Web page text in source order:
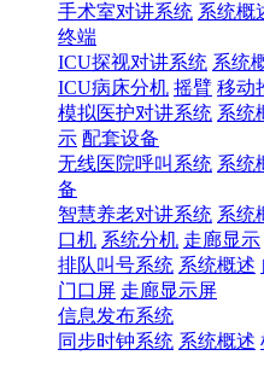
手术室对讲系统 系统概
终端
ICU探视对讲系统 系统
ICU病床分机 摇臂 移动
模拟医护对讲系统 系统
示 配套设备
无线医院呼叫系统 系统
备
智慧养老对讲系统 系统
口机 系统分机 走廊显示
排队叫号系统 系统概述
门口屏 走廊显示屏
信息发布系统
同步时钟系统 系统概述